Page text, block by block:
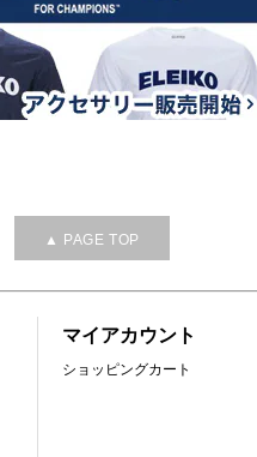
▲ PAGE TOP
マイアカウント
ショッピングカート